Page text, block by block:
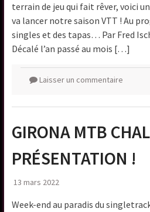
terrain de jeu qui fait rêver, voici
va lancer notre saison VTT ! Au
singles et des tapas… Par Fred
Décalé l’an passé au mois […]
Laisser un commentaire
GIRONA MTB
PRÉSENTATION !
13 mars 2022
Week-end au paradis du